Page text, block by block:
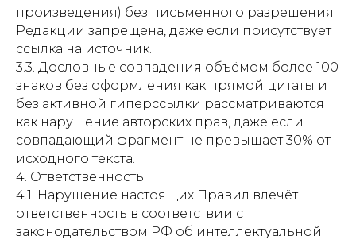
произведения) без письменного разрешения
Редакции запрещена, даже если присутствует
ссылка на источник.
3.3. Дословные совпадения объёмом более 100
знаков без оформления как прямой цитаты и
без активной гиперссылки рассматриваются
как нарушение авторских прав, даже если
совпадающий фрагмент не превышает 30% от
исходного текста.
4. Ответственность
4.1. Нарушение настоящих Правил влечёт
ответственность в соответствии с
законодательством РФ об интеллектуальной
Свидетельство о
регистрации СМИ ЭЛ №
ФС77-84346 от 08.12.2022
ISSN 3033-9081
ВКонтакте
Телеграмм
Макс
Дзен
Новости
Афиша